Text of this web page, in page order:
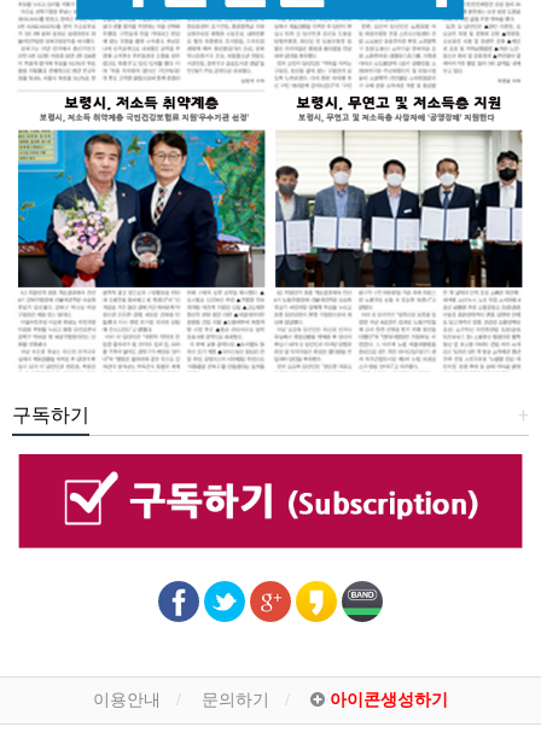
+
구독하기
이용안내 문의하기 아이콘생성하기